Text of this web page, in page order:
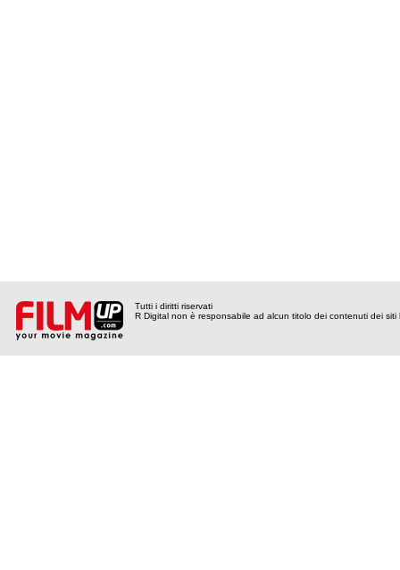
Tutti i diritti riservati
R Digital non è responsabile ad alcun titolo dei contenuti dei siti